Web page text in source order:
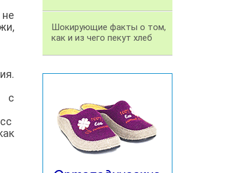
с
Шокирующие факты о том,
как и из чего пекут хлеб